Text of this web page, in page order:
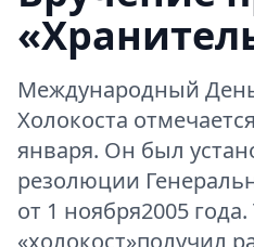
Международный
Холокоста
января. Он был
резолюции
от 1 ноября2005
«холокост»получил